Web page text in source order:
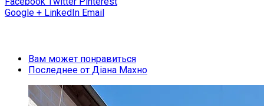
Google + LinkedIn Email
Вам может понравиться
Последнее от Діана Махно